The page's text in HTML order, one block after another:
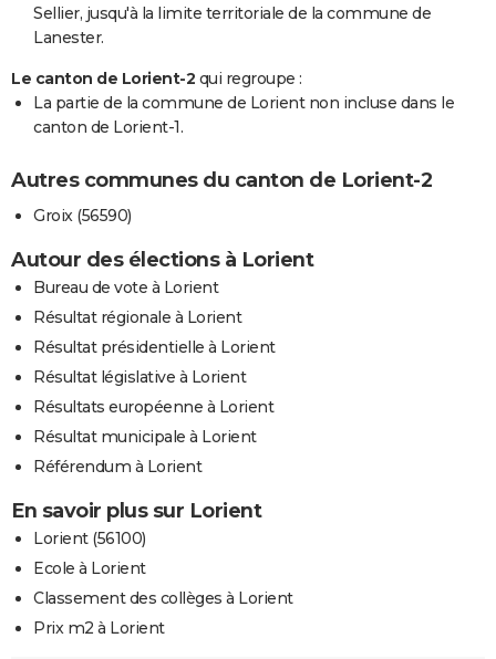
Sellier, jusqu'à la limite territoriale de la commune de
Lanester.
Le canton de Lorient-2 qui regroupe :
La partie de la commune de Lorient non incluse dans le
canton de Lorient-1.
Autres communes du canton de Lorient-2
Groix (56590)
Autour des élections à Lorient
Bureau de vote à Lorient
Résultat régionale à Lorient
Résultat présidentielle à Lorient
Résultat législative à Lorient
Résultats européenne à Lorient
Résultat municipale à Lorient
Référendum à Lorient
En savoir plus sur Lorient
Lorient (56100)
Ecole à Lorient
Classement des collèges à Lorient
Prix m2 à Lorient